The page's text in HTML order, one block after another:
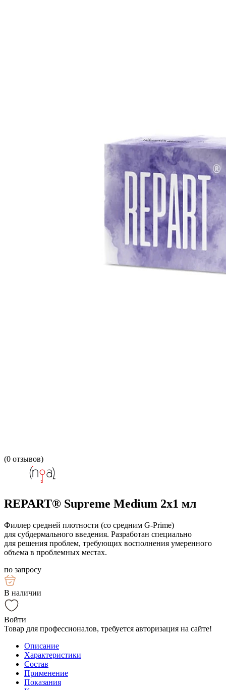
(0 отзывов)
REPART® Supreme Medium 2x1 мл
Филлер средней плотности (со средним G-Prime)
для субдермального введения. Разработан специально
для решения проблем, требующих восполнения умеренного
объема в проблемных местах.
по запросу
В наличии
Войти
Товар для профессионалов, требуется авторизация на сайте!
Описание
Характеристики
Состав
Применение
Показания